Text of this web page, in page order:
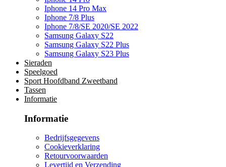
Iphone 14 Pro Max
Iphone 7/8 Plus
Iphone 7/8/SE 2020/SE 2022
Samsung Galaxy S22
Samsung Galaxy S22 Plus
Samsung Galaxy S23 Plus
Sieraden
Speelgoed
Sport Hoofdband Zweetband
Tassen
Informatie
Informatie
Bedrijfsgegevens
Cookieverklaring
Retourvoorwaarden
Levertijd en Verzending